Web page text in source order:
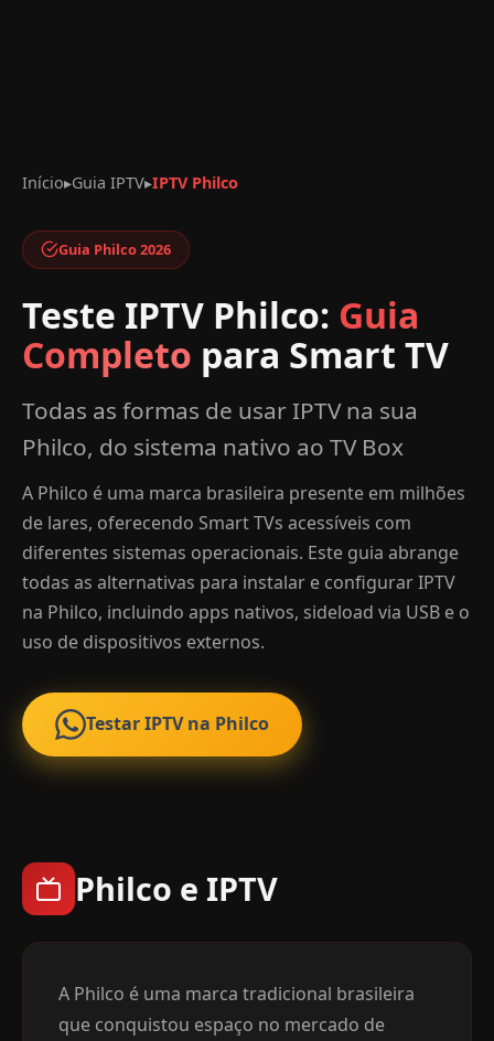
Início▸Guia IPTV▸IPTV Philco
Guia Philco 2026
Teste IPTV Philco: Guia
Completo para Smart TV
Todas as formas de usar IPTV na sua
Philco, do sistema nativo ao TV Box
A Philco é uma marca brasileira presente em milhões
de lares, oferecendo Smart TVs acessíveis com
diferentes sistemas operacionais. Este guia abrange
todas as alternativas para instalar e configurar IPTV
na Philco, incluindo apps nativos, sideload via USB e o
uso de dispositivos externos.
Testar IPTV na Philco
Philco e IPTV
A Philco é uma marca tradicional brasileira
que conquistou espaço no mercado de